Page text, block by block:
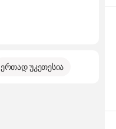
ერთად უკეთესია